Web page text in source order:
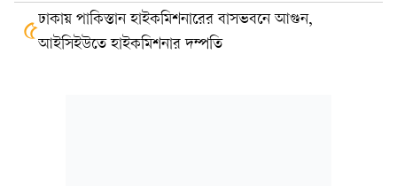
৫ঢাকায় পাকিস্তান হাইকমিশনারের বাসভবনে আগুন,
আইসিইউতে হাইকমিশনার দম্পতি